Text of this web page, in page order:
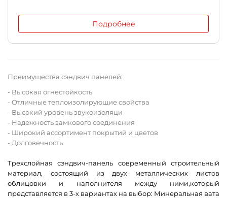
Подробнее
Преимущества сэндвич панелей:
- Высокая огнестойкость
- Отличные теплоизолирующие свойства
- Высокий уровень звукоизоляци
- Надежность замкового соединения
- Широкий ассортимент покрытий и цветов
- Долговечность
Трехслойная сэндвич-панель современный строительный
материал, состоящий из двух металлических листов
облицовки и наполнителя между ними,который
представляется в 3-х вариантах на выбор: Минеральная вата